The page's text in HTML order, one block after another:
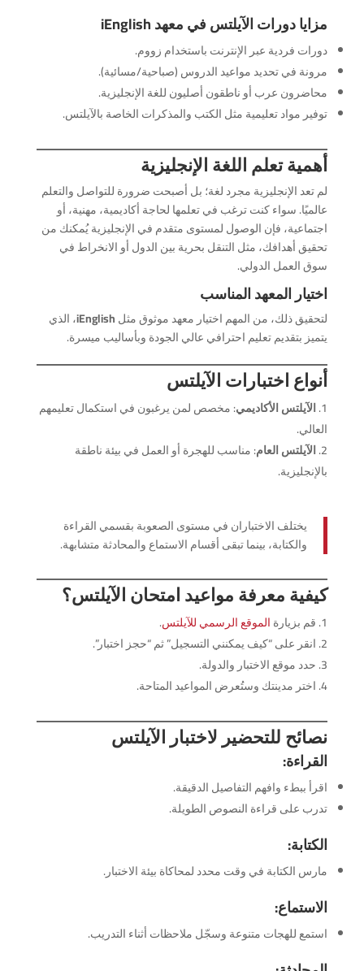
مزايا دورات الآيلتس في معهد iEnglish
دورات فردية عبر الإنترنت باستخدام زووم.
مرونة في تحديد مواعيد الدروس (صباحية/مسائية).
محاضرون عرب أو ناطقون أصليون للغة الإنجليزية.
توفير مواد تعليمية مثل الكتب والمذكرات الخاصة بالآيلتس.
أهمية تعلم اللغة الإنجليزية
لم تعد الإنجليزية مجرد لغة؛ بل أصبحت ضرورة للتواصل والتعلم
عالميًا. سواء كنت ترغب في تعلمها لحاجة أكاديمية، مهنية، أو
اجتماعية، فإن الوصول لمستوى متقدم في الإنجليزية يُمكنك من
تحقيق أهدافك، مثل التنقل بحرية بين الدول أو الانخراط في
سوق العمل الدولي.
اختيار المعهد المناسب
لتحقيق ذلك، من المهم اختيار معهد موثوق مثلiEnglish، الذي
يتميز بتقديم تعليم احترافي عالي الجودة وبأساليب ميسرة.
أنواع اختبارات الآيلتس
الآيلتس الأكاديمي: مخصص لمن يرغبون في استكمال تعليمهم
العالي.
الآيلتس العام: مناسب للهجرة أو العمل في بيئة ناطقة
بالإنجليزية.
يختلف الاختباران في مستوى الصعوبة بقسمي القراءة
والكتابة، بينما تبقى أقسام الاستماع والمحادثة متشابهة.
كيفية معرفة مواعيد امتحان الآيلتس؟
قم بزيارةالموقع الرسمي للآيلتس.
انقر على “كيف يمكنني التسجيل” ثم “حجز اختبار”.
حدد موقع الاختبار والدولة.
اختر مدينتك وستُعرض المواعيد المتاحة.
نصائح للتحضير لاختبار الآيلتس
القراءة:
اقرأ ببطء وافهم التفاصيل الدقيقة.
تدرب على قراءة النصوص الطويلة.
الكتابة:
مارس الكتابة في وقت محدد لمحاكاة بيئة الاختبار.
الاستماع:
استمع للهجات متنوعة وسجّل ملاحظات أثناء التدريب.